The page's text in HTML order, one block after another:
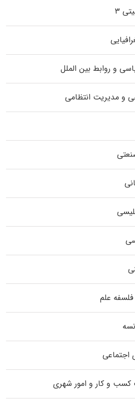
۳
و روابط بین الملل
و مدیریت انتظامی
علم
اجتماعی
کسب و کار و امور شهری